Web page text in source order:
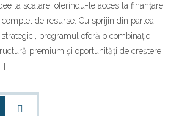
la scalare, oferindu-le acces la finanțare,
de resurse. Cu sprijin din partea
programul oferă o combinație
premium și oportunități de creștere.